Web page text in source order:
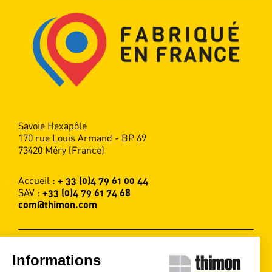
Savoie Hexapôle
170 rue Louis Armand - BP 69
73420 Méry (France)
Accueil : + 33 (0)4 79 61 00 44
SAV : +33 (0)4 79 61 74 68
com@thimon.com
SUIVEZ-NOUS !
Informations